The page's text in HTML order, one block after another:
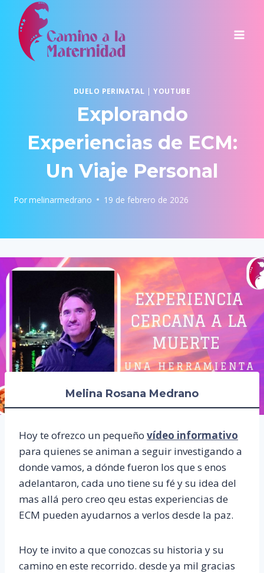
Saltar
contenido
DUELO PERINATAL |YOUTUBE
Explorando
Experiencias de ECM:
Un Viaje Personal
Pormelinarmedrano 19 de febrero de 2026
Melina Rosana Medrano
Hoy te ofrezco un pequeño vídeo informativo
para quienes se animan a seguir investigando a
donde vamos, a dónde fueron los que s enos
adelantaron, cada uno tiene su fé y su idea del
mas allá pero creo qeu estas experiencias de
ECM pueden ayudarnos a verlos desde la paz.
Hoy te invito a que conozcas su historia y su
camino en este recorrido. desde ya mil gracias